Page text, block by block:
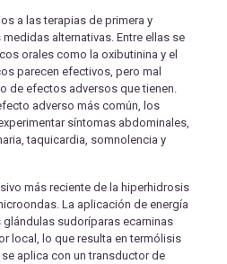
a las terapias de primera y
alternativas. Entre ellas se
orales como la oxibutinina y el
parecen efectivos, pero mal
de efectos adversos que tienen.
adverso más común, los
síntomas abdominales,
taquicardia, somnolencia y
más reciente de la hiperhidrosis
La aplicación de energía
sudoríparas ecarninas
local, lo que resulta en termólisis
aplica con un transductor de